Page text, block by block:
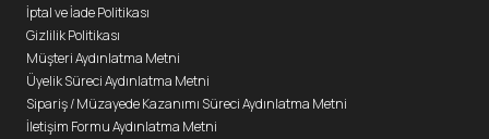
İptal ve İade Politikası
Gizlilik Politikası
Müşteri Aydınlatma Metni
Üyelik Süreci Aydınlatma Metni
Sipariş / Müzayede Kazanımı Süreci Aydınlatma Metni
İletişim Formu Aydınlatma Metni